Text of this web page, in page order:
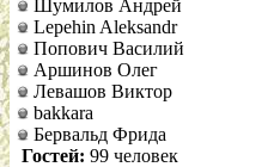
Шумилов Андрей
Lepehin Aleksandr
Попович Василий
Аршинов Олег
Левашов Виктор
bakkara
Бервальд Фрида
Гостей: 99 человек